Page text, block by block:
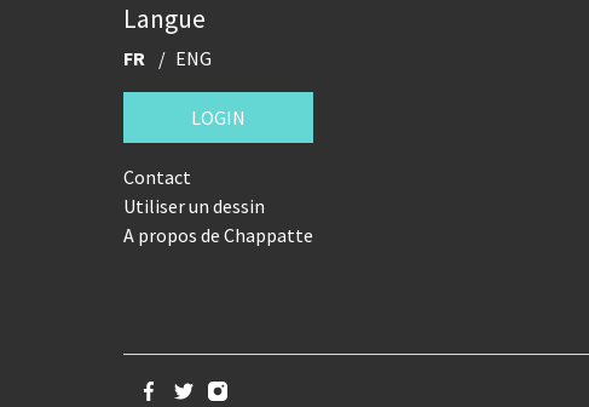
Langue
FR ENG
LOGIN
Contact
Utiliser un dessin
A propos de Chappatte